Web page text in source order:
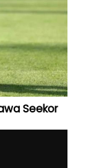
Seekor